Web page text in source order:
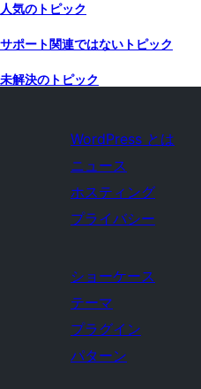
人気のトピック
サポート関連ではないトピック
未解決のトピック
WordPress とは
ニュース
ホスティング
プライバシー
ショーケース
テーマ
プラグイン
パターン